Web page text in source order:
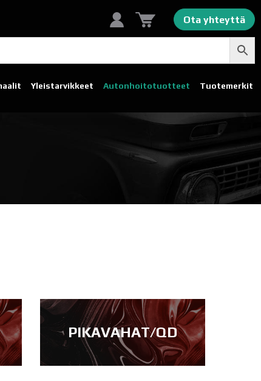
Ota yhteyttä
Yleistarvikkeet Autonhoito­tuotteet Tuotemerkit
PIKAVAHAT/QD